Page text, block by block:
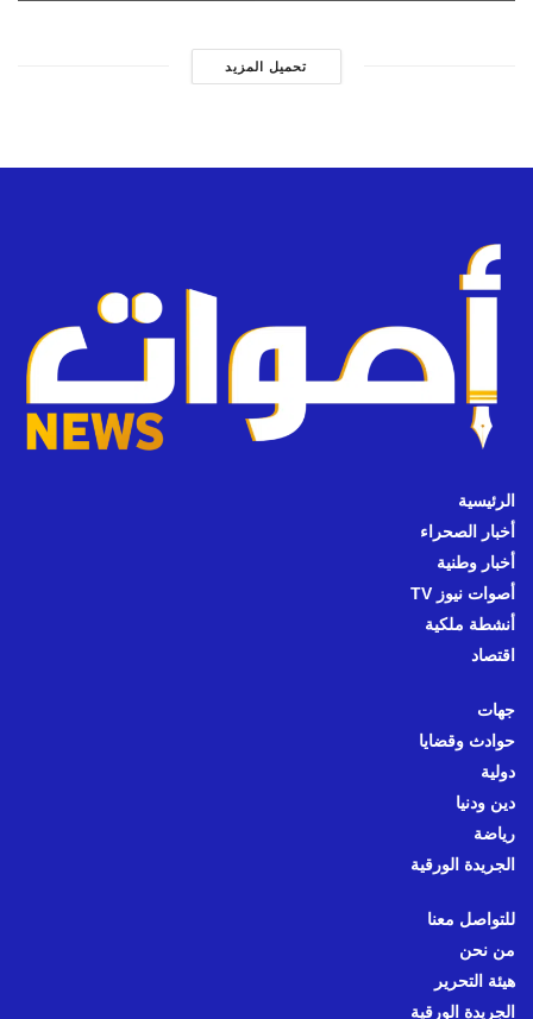
تحميل المزيد
الرئيسية
أخبار الصحراء
أخبار وطنية
أصوات نيوز TV
أنشطة ملكية
اقتصاد
جهات
حوادث وقضايا
دولية
دين ودنيا
رياضة
الجريدة الورقية
للتواصل معنا
من نحن
هيئة التحرير
الجريدة الورقية